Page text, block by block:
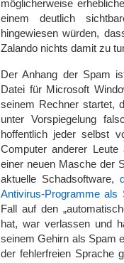
möglicherweise
einem deutlich
hingewiesen würden,
Zalando nichts damit zu
Der Anhang der Spam
Datei für Microsoft
seinem Rechner startet,
unter Vorspiegelung
hoffentlich jeder selbst
Computer anderer
einer neuen Masche der
aktuelle Schadsoftware,
Antivirus-Programme als
Fall auf den
hat, war verlassen und
seinem Gehirn als Spam
der fehlerfreien Sprache